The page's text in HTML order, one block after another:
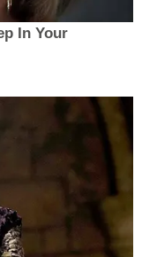
In Your